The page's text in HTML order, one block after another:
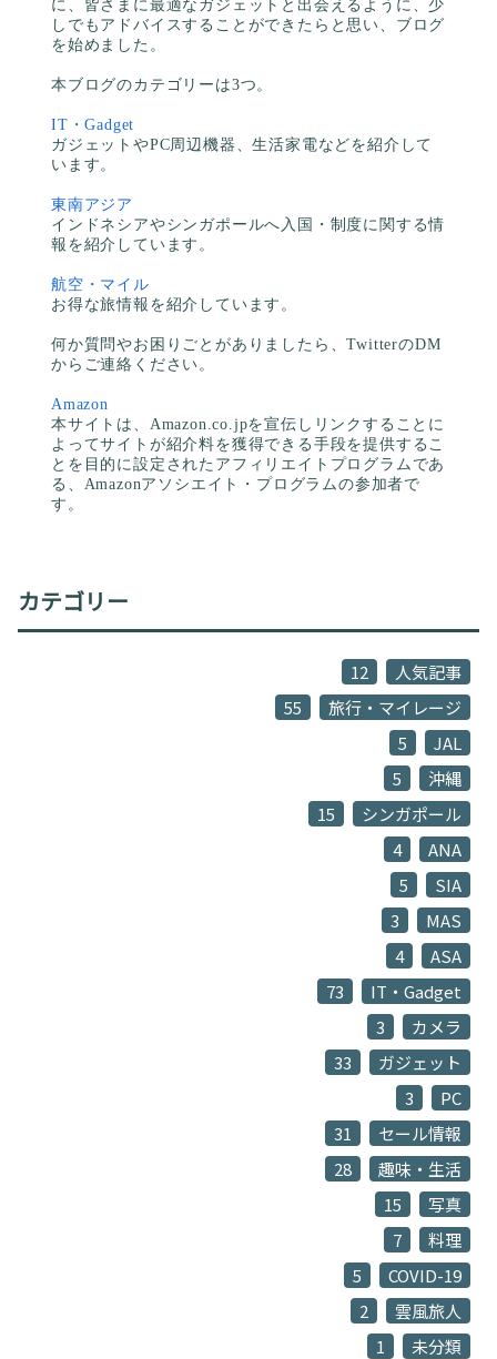
に、皆さまに最適なガジェットと出会えるように、少
しでもアドバイスすることができたらと思い、ブログ
を始めました。
本ブログのカテゴリーは3つ。
IT・Gadget
ガジェットやPC周辺機器、生活家電などを紹介して
います。
東南アジア
インドネシアやシンガポールへ入国・制度に関する情
報を紹介しています。
航空・マイル
お得な旅情報を紹介しています。
何か質問やお困りごとがありましたら、TwitterのDM
からご連絡ください。
Amazon
本サイトは、Amazon.co.jpを宣伝しリンクすることに
よってサイトが紹介料を獲得できる手段を提供するこ
とを目的に設定されたアフィリエイトプログラムであ
る、Amazonアソシエイト・プログラムの参加者で
す。
カテゴリー
人気記事
12
旅行・マイレージ
55
JAL
5
沖縄
5
シンガポール
15
ANA
4
SIA
5
MAS
3
ASA
4
IT・Gadget
73
カメラ
3
ガジェット
33
PC
3
セール情報
31
趣味・生活
28
写真
15
料理
7
COVID-19
5
雲風旅人
2
未分類
1